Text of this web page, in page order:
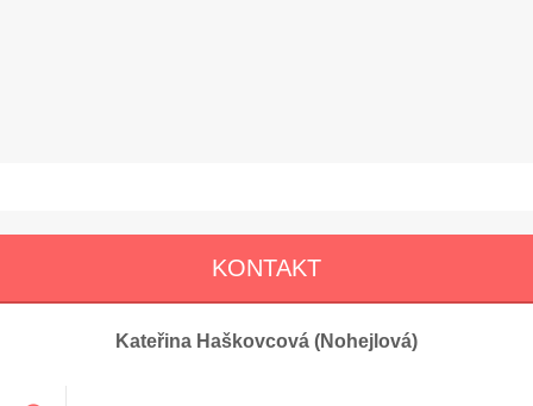
KONTAKT
Kateřina Haškovcová (Nohejlová)